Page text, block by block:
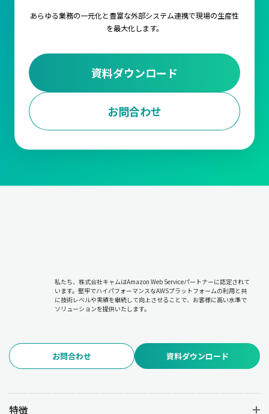
あらゆる業務の一元化と豊富な外部システム連携で現場の生産性
を最大化します。
資料ダウンロード
お問合わせ
私たち、株式会社キャムはAmazon Web Serviceパートナーに認定されて
います。堅牢でハイパフォーマンスなAWSプラットフォームの利用と共
に技術レベルや実績を継続して向上させることで、お客様に高い水準で
ソリューションを提供いたします。
お問合わせ 資料ダウンロード
特徴